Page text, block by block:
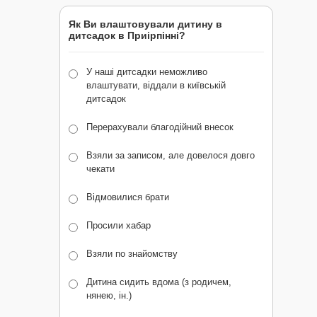
Як Ви влаштовували дитину в
дитсадок в Приірпінні?
У наші дитсадки неможливо
влаштувати, віддали в київській
дитсадок
Перерахували благодійний внесок
Взяли за записом, але довелося довго
чекати
Відмовилися брати
Просили хабар
Взяли по знайомству
Дитина сидить вдома (з родичем,
нянею, ін.)